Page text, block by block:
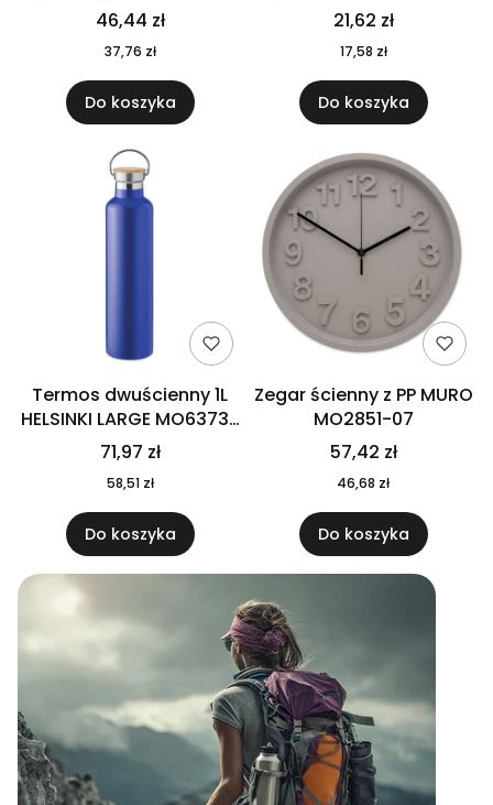
nierdzewnej
pochodzącej z
recyklingu 520 ml 94294
46,44 zł
37,76 zł
Do koszyka
MO6282-40
21,62 zł
17,58 zł
Do koszyka
Termos dwuścienny 1L
HELSINKI LARGE MO6373-
04
71,97 zł
58,51 zł
Do koszyka
Zegar ścienny z PP MURO
MO2851-07
57,42 zł
46,68 zł
Do koszyka